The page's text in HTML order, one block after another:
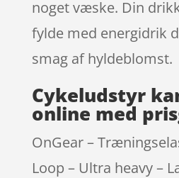
noget væske. Din
fylde med energidrik
smag af hyldeblomst.
Cykeludstyr
online med
OnGear –
Loop – Ultra heavy –